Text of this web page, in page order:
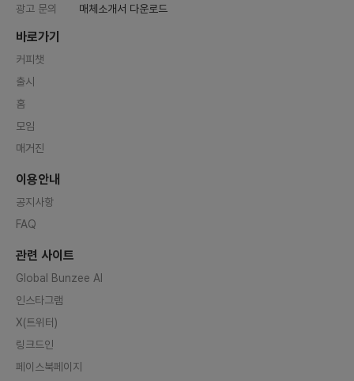
광고 문의
매체소개서 다운로드
바로가기
커피챗
출시
홈
모임
매거진
이용안내
공지사항
FAQ
관련 사이트
Global Bunzee AI
인스타그램
X(트위터)
링크드인
페이스북페이지